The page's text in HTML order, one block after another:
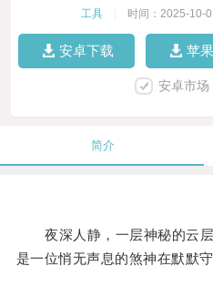
工具 时间：2025-10-
安卓下载 苹
安卓市场
简介
夜深人静，一层神秘的云层
是一位悄无声息的煞神在默默